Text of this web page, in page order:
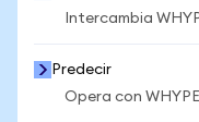
Intercambia
Predecir
Opera con